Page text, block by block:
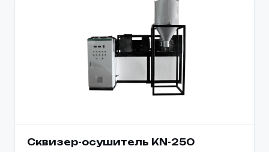
Сквизер-осушитель KN-250